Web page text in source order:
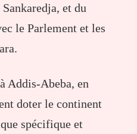
et du
le Parlement et les
Addis-Abeba, en
doter le continent
spécifique et